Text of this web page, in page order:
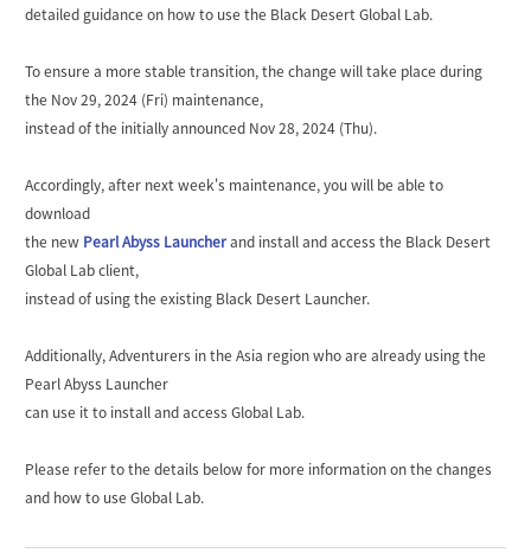
detailed guidance on how to use the Black Desert Global Lab.
To ensure a more stable transition, the change will take place during
the Nov 29, 2024 (Fri) maintenance,
instead of the initially announced Nov 28, 2024 (Thu).
Accordingly, after next week's maintenance, you will be able to
download
the new Pearl Abyss Launcherand install and access the Black Desert
Global Lab client,
instead of using the existing Black Desert Launcher.
Additionally, Adventurers in the Asia region who are already using the
Pearl Abyss Launcher
can use it to install and access Global Lab.
Please refer to the details below for more information on the changes
and how to use Global Lab.